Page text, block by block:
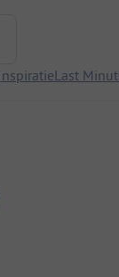
InspiratieLast